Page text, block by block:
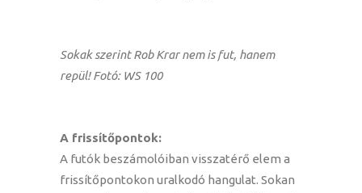
Sokak szerint Rob Krar nem is fut, hanem
repül! Fotó: WS 100
A frissítőpontok:
A futók beszámolóiban visszatérő elem a
frissítőpontokon uralkodó hangulat. Sokan